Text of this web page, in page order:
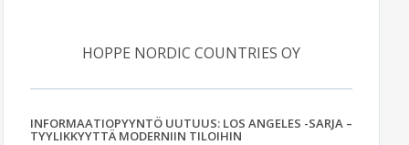
HOPPE NORDIC COUNTRIES OY
INFORMAATIOPYYNTÖ UUTUUS: LOS ANGELES -SARJA –
TYYLIKKYYTTÄ MODERNIIN TILOIHIN